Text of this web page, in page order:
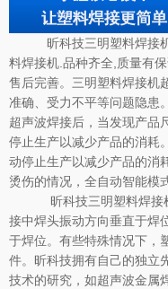
昕科技三明塑料焊接
料焊接机.品种齐全,质量有
售后完善。三明塑料焊接机
准确、受力不平等问题隐患
超声波焊接后，当发现产品
停止生产以减少产品的消耗
动停止生产以减少产品的消
烫伤的情况，全自动智
昕科技三明塑料焊接
接中焊头振动方向垂直于焊
于焊位。有些特殊情况下，
件。昕科技拥有自己的独立
技术的研究，如超声波金属